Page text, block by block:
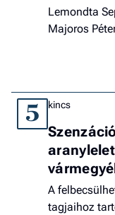
Lemondta
Majoros
5 kincs
A
tagjaihoz